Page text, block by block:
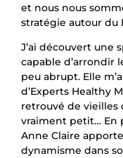
et nous nous
stratégie autour du
J’ai découvert une
capable d’arrondir
peu abrupt. Elle
d’Experts Healthy
retrouvé de vieilles
vraiment petit… En
Anne Claire
dynamisme dans